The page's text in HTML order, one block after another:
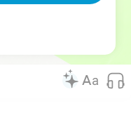
Pour vous procurer